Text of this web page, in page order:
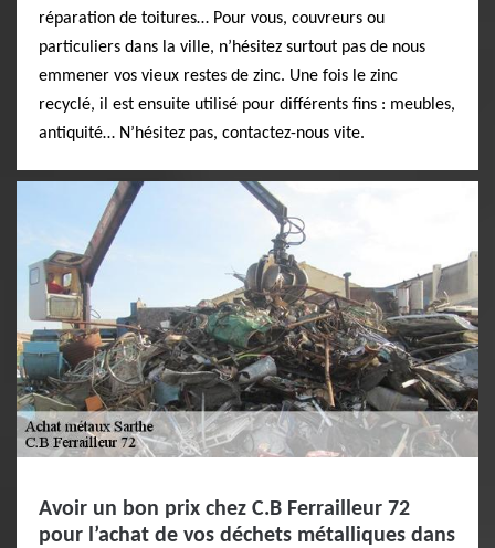
réparation de toitures… Pour vous, couvreurs ou
particuliers dans la ville, n’hésitez surtout pas de nous
emmener vos vieux restes de zinc. Une fois le zinc
recyclé, il est ensuite utilisé pour différents fins : meubles,
antiquité… N’hésitez pas, contactez-nous vite.
Avoir un bon prix chez C.B Ferrailleur 72
pour l’achat de vos déchets métalliques dans